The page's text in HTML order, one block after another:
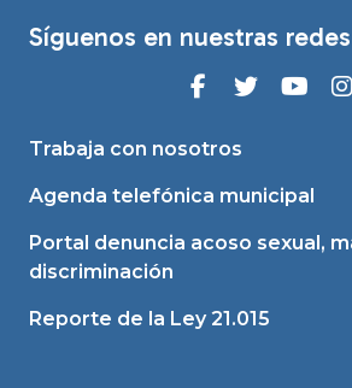
Síguenos en nuestras
Trabaja con nosotros
Agenda telefónica municipal
Portal denuncia acoso sexual,
discriminación
Reporte de la Ley 21.015